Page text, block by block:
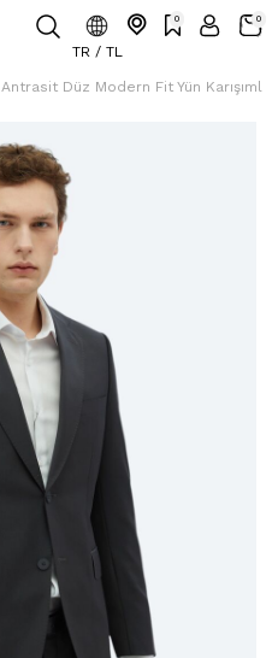
TR / TL
0 0
Antrasit Düz Modern Fit Yün Karışımlı